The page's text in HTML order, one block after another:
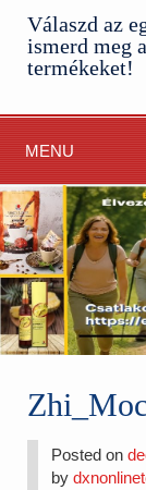
Válaszd az
ismerd meg
termékeket!
MENU
Posted on
by